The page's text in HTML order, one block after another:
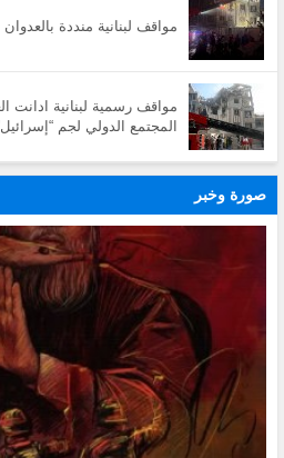
مواقف لبنانية منددة
مواقف رسمية لبنانية ادانت
المجتمع الدولي لجم
صورة وخبر